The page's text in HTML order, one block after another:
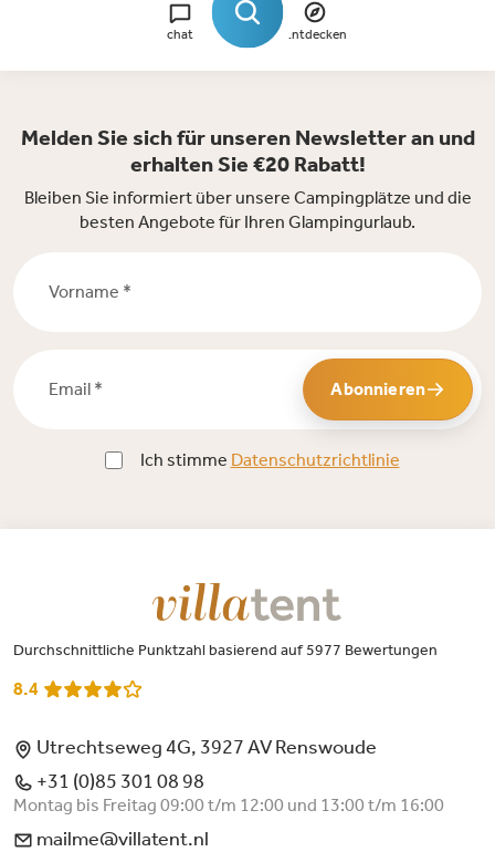
chat Entdecken
Melden Sie sich für unseren Newsletter an und
erhalten Sie €20 Rabatt!
Bleiben Sie informiert über unsere Campingplätze und die
besten Angebote für Ihren Glampingurlaub.
Abonnieren
Ich stimme Datenschutzrichtlinie
Durchschnittliche Punktzahl basierend auf 5977 Bewertungen
8.4
Utrechtseweg 4G, 3927 AV Renswoude
+31 (0)85 301 08 98
Montag bis Freitag 09:00 t/m 12:00 und 13:00 t/m 16:00
mailme@villatent.nl